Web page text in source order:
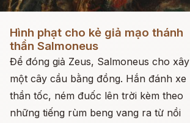
Hình phạt cho kẻ giả mạo thánh
thần Salmoneus
Để đóng giả Zeus, Salmoneus cho xây
một cây cầu bằng đồng. Hắn đánh xe
thần tốc, ném đuốc lên trời kèm theo
những tiếng rùm beng vang ra từ nồi